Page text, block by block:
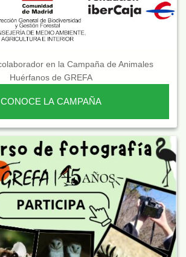
en la Campaña de Animales
Huérfanos de GREFA
CONOCE LA CAMPAÑA